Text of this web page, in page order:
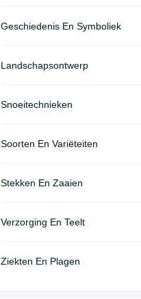
Geschiedenis En Symboliek
Landschapsontwerp
Snoeitechnieken
Soorten En Variëteiten
Stekken En Zaaien
Verzorging En Teelt
Ziekten En Plagen